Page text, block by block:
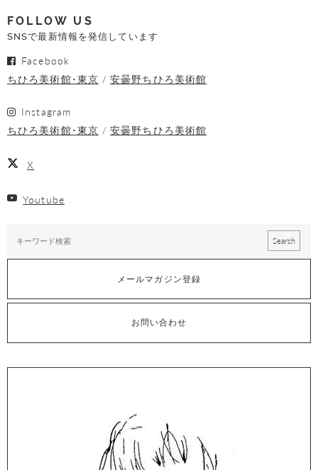
FOLLOW US
SNSで最新情報を発信しています
Facebook
ちひろ美術館･東京
安曇野ちひろ美術館
Instagram
ちひろ美術館･東京
安曇野ちひろ美術館
X
Youtube
メールマガジン登録
お問い合わせ